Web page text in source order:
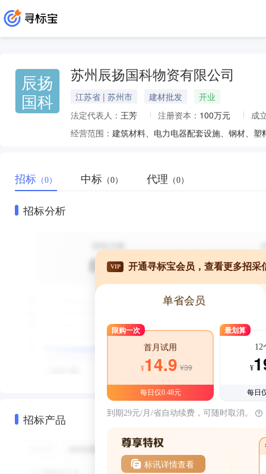
辰扬
国科
苏州辰扬国科物资有限公司
江苏省 | 苏州市 建材批发
开业
法定代表人： 王芳 注册资本： 100万元
成
经营范围： 建筑材料、电力电器配套设施、钢材、
招标 （0） 中标 （0） 代理 （0）
招标分析
招标产品
VIP 开通寻标宝会员，查看更多招采
单省会员
限购一次
首月试用
¥14.9 ¥39
每日仅0.48元
最划算
12
¥
每日
到期29元/月/省自动续费，可随时取消。
标讯详情查看